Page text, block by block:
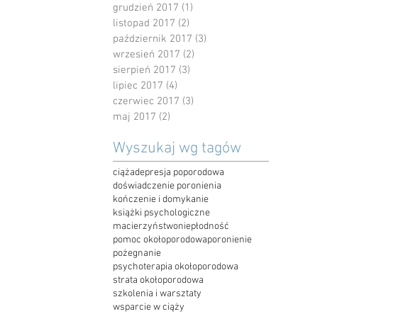
grudzień 2017 (1)
listopad 2017 (2)
październik 2017 (3)
wrzesień 2017 (2)
sierpień 2017 (3)
lipiec 2017 (4)
czerwiec 2017 (3)
maj 2017 (2)
Wyszukaj wg tagów
ciążadepresja poporodowa
doświadczenie poronienia
kończenie i domykanie
książki psychologiczne
macierzyństwoniepłodność
pomoc okołoporodowaporonienie
pożegnanie
psychoterapia okołoporodowa
strata okołoporodowa
szkolenia i warsztaty
wsparcie w ciąży